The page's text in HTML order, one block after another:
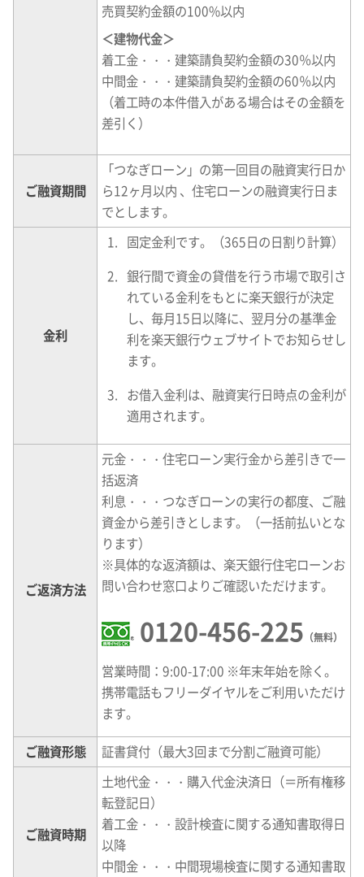
売買契約金額の100%以内
＜建物代金＞
着工金・・・建築請負契約金額の30％以内
中間金・・・建築請負契約金額の60％以内
（着工時の本件借入がある場合はその金額を
差引く）
ご融資期間
「つなぎローン」の第一回目の融資実行日か
ら12ヶ月以内 、住宅ローンの融資実行日ま
でとします。
金利
固定金利です。（365日の日割り計算）
銀行間で資金の貸借を行う市場で取引さ
れている金利をもとに楽天銀行が決定
し、毎月15日以降に、翌月分の基準金
利を楽天銀行ウェブサイトでお知らせし
ます。
お借入金利は、融資実行日時点の金利が
適用されます。
ご返済方法
元金・・・住宅ローン実行金から差引きで一
括返済
利息・・・つなぎローンの実行の都度、ご融
資金から差引きとします。（一括前払いとな
ります）
※具体的な返済額は、楽天銀行住宅ローンお
問い合わせ窓口よりご確認いただけます。
0120-456-225 （無料）
営業時間：9:00-17:00 ※年末年始を除く。
携帯電話もフリーダイヤルをご利用いただけ
ます。
ご融資形態 証書貸付（最大3回まで分割ご融資可能）
ご融資時期
土地代金・・・購入代金決済日（＝所有権移
転登記日）
着工金・・・設計検査に関する通知書取得日
以降
中間金・・・中間現場検査に関する通知書取